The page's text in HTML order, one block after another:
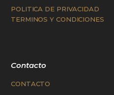
POLITICA DE PRIVACIDAD
TERMINOS Y CONDICIONES
Contacto
CONTACTO